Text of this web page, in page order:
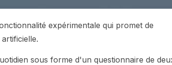
expérimentale qui promet de
sous forme d'un questionnaire de